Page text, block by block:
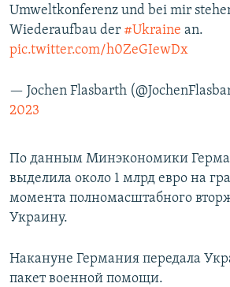
Umweltkonferenz und bei mir
Wiederaufbau der #Ukraine an.
pic.twitter.com/h0ZeGIewDx
— Jochen Flasbarth
2023
По данным Минэкономики
выделила около 1 млрд евро на
момента полномасштабного
Украину.
Накануне Германия передала
пакет военной помощи.